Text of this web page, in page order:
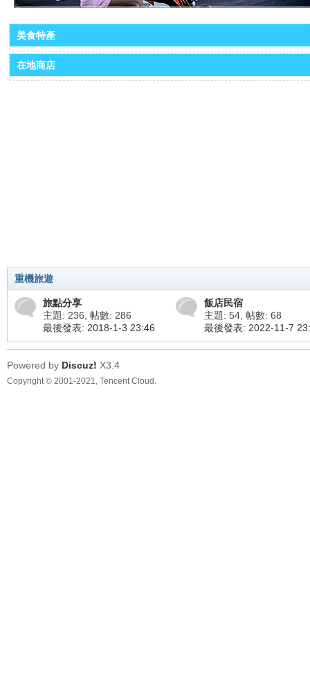
美食特產
在地商店
重機旅遊
旅點分享
主題: 236 帖數: 286
最後發表: 2018-1-3 23:46
飯店民宿
主題: 54 帖數: 68
最後發表: 2022-11-7
Powered by Discuz! X3.4
Copyright © 2001-2021, Tencent Cloud.